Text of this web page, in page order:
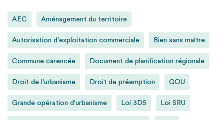
AEC Aménagement du territoire
Autorisation d'exploitation commerciale Bien sans maître
Commune carencée Document de planification régionale
Droit de l'urbanisme Droit de préemption GOU
Grande opération d'urbanisme Loi 3DS Loi SRU